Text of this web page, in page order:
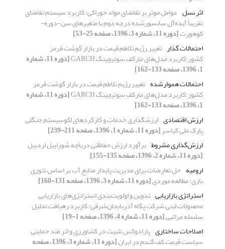
اثر نسل عوامل موثر بر تقاضای مواد خوراکی: کاربرد سیستم تقاضای
تقریباً آیده‌آل سانسورشده درجه دوم با متغیرهای سن-دوره-
کوهورت[دوره 11، شماره 3، 1396، صفحه 25-53]
احتمالات گذار تغییر رژیم تلاطم قیمت در بازار گوشت قرمز
کشور:کاربرد مدل‌های مارکف سوئیچینگ GARCH [دوره 11، شماره
1، 1396، صفحه 133-162]
احتمالات هموارشده تغییر رژیم تلاطم قیمت در بازار گوشت قرمز
کشور:کاربرد مدل‌های مارکف سوئیچینگ GARCH [دوره 11، شماره
1، 1396، صفحه 133-162]
ارزش اقتصادی ارزشگذاری خدمات و کارکردهای اکوسیستم جنگلی
پارک ملی کیاسر[دوره 11، شماره 1، 1396، صفحه 211-239]
ارزش‌گذاری مشروط برآورد ارزش حفاظتی دریاچه شورابیل اردبیل
[دوره 11، شماره 2، 1396، صفحه 135-155]
ارومیه حل تعارضات برای مدیریت پایدار منابع آب بر اساس تئوری
بازی؛ مطالعه موردی[دوره 11، شماره 3، 1396، صفحه 131-160]
استراتژی بازاریابی تدوین و اولویت‌بندی استراتژی‌های بازاریابی
محصولات لبنی شرکت پگاه آذربایجان‌شرقی: کاربرد رهیافت تحلیل
سلسله مراتبی[دوره 11، شماره 4، 1396، صفحه 1-19]
اصلاحات ساختاری پارادوکس تثبیت در کشاورزی و اثر ضد حمایتی
سیاست قیمت کف گندم در ایران [دوره 11، شماره 3، 1396، صفحه